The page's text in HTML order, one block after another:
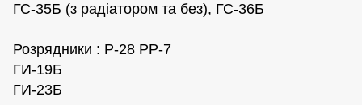
ГС-35Б (з радіатором та без), ГС-36Б
Розрядники : Р-28 РР-7
ГИ-19Б
ГИ-23Б